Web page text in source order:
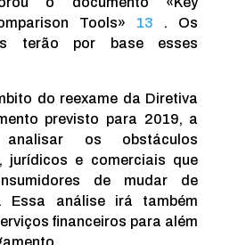
Tools»
13
. Os
terão por base esses
do reexame da Diretiva
previsto para 2019, a
os obstáculos
jurídicos e comerciais que
de mudar de
. Essa análise irá também
financeiros para além